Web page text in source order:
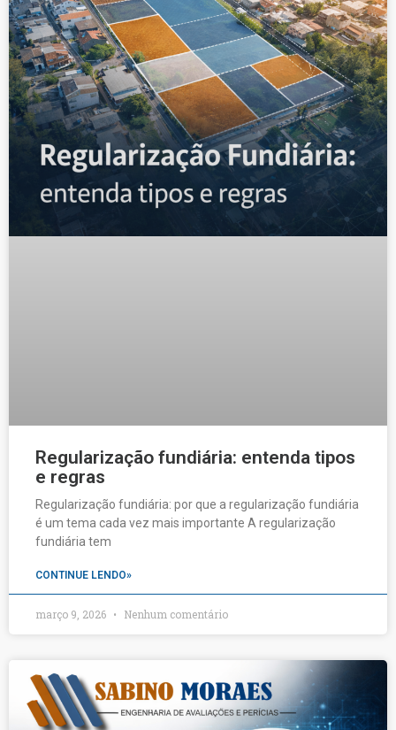
Regularização fundiária: entenda tipos
e regras
Regularização fundiária: por que a regularização fundiária
é um tema cada vez mais importante A regularização
fundiária tem
CONTINUE LENDO»
março 9, 2026 Nenhum comentário